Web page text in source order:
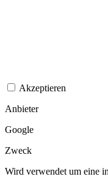
Akzeptieren
Anbieter
Google
Zweck
Wird verwendet um eine